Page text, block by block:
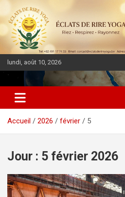
lundi, août 10, 2026
DIASPORA PULSE
Accueil 2026 février 5
Jour : 5 février 2026